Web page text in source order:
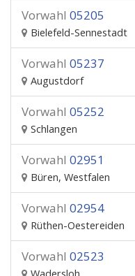
Vorwahl 05205
Bielefeld-Sennestadt
Vorwahl 05237
Augustdorf
Vorwahl 05252
Schlangen
Vorwahl 02951
Büren, Westfalen
Vorwahl 02954
Rüthen-Oestereiden
Vorwahl 02523